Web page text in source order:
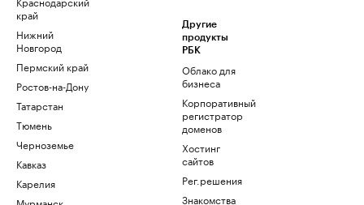
край
Нижний
Новгород
Пермский край
Ростов-на-Дону
Татарстан
Тюмень
Черноземье
Кавказ
Карелия
Другие
продукты
РБК
Облако для
бизнеса
Корпоративный
регистратор
доменов
Хостинг
сайтов
Рег.решения
Знакомства